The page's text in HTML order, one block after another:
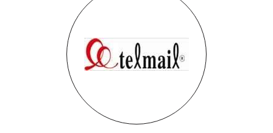
Telmail